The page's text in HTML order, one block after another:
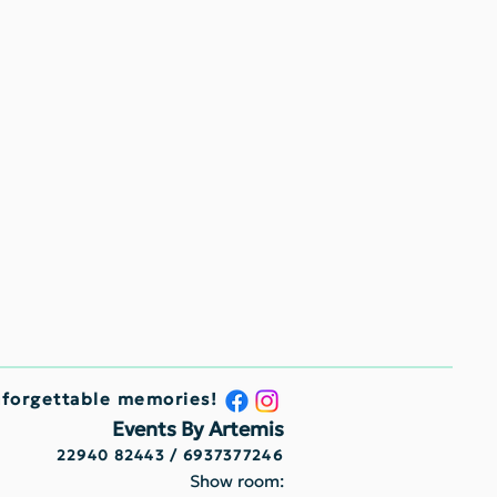
memories!
Events By Artemis
22940 82443 / 6937377246
Show room: